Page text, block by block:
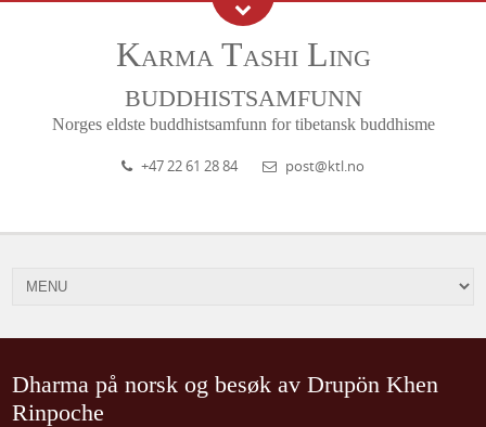
Karma Tashi Ling
buddhistsamfunn
Norges eldste buddhistsamfunn for tibetansk buddhisme
+47 22 61 28 84 post@ktl.no
Dharma på norsk og besøk av Drupön Khen
Rinpoche